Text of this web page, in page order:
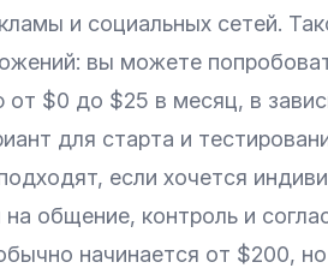
и социальных сетей.
вы можете
от $0 до $25 в месяц, в
для старта и
если хочется
на общение, контроль и
начинается от $200,